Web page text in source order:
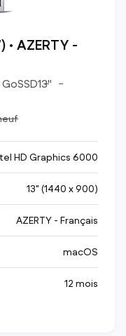
AZERTY -
GoSSD13"
HD Graphics 6000
13" (1440 x 900)
AZERTY - Français
macOS
12 mois